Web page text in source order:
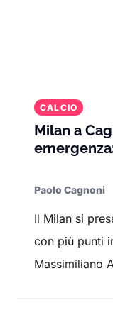
CALCIO
Milan a
Paolo Cagnoni
Il Milan si
con più punti
Massimiliano